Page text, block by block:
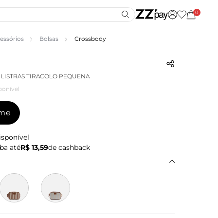
0
Bolsas Crossbody
TIRACOLO PEQUENA
atéR$ 13,59de cashback